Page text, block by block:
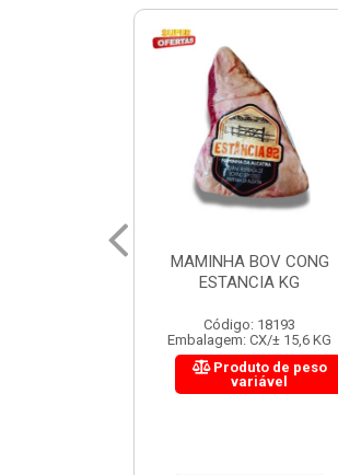
FILE DE COSTELA
ENTRECOTE ESTANCIA KG
Código: 18299
Embalagem: CX/± 14,4 KG
Produto de peso
variável